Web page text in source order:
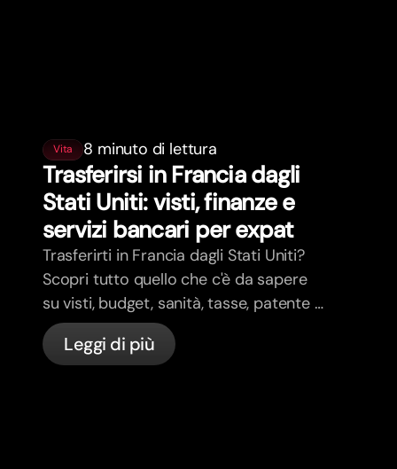
Vita 8 minuto di lettura
Trasferirsi in Francia dagli
Stati Uniti: visti, finanze e
servizi bancari per expat
Trasferirti in Francia dagli Stati Uniti?
Scopri tutto quello che c'è da sapere
su visti, budget, sanità, tasse, patente e
servizi bancari per expat in Francia con
bunq.Leggi di più